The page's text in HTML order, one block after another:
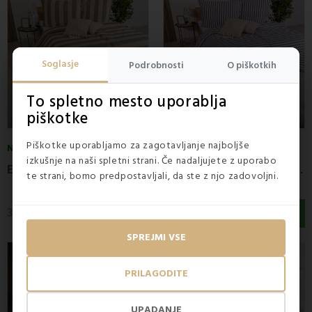
Soglasje Podrobnosti O piškotkih
To spletno mesto uporablja
piškotke
Piškotke uporabljamo za zagotavljanje najboljše
izkušnje na naši spletni strani. Če nadaljujete z uporabo
te strani, bomo predpostavljali, da ste z njo zadovoljni.
PRILAGODITE
SPREJMI VSE
NA ZALOGI
B
ombažna posteljnina ECO Zora EMI
NA ZALOGI
Bombažna posteljnina ECO Korfu EMI